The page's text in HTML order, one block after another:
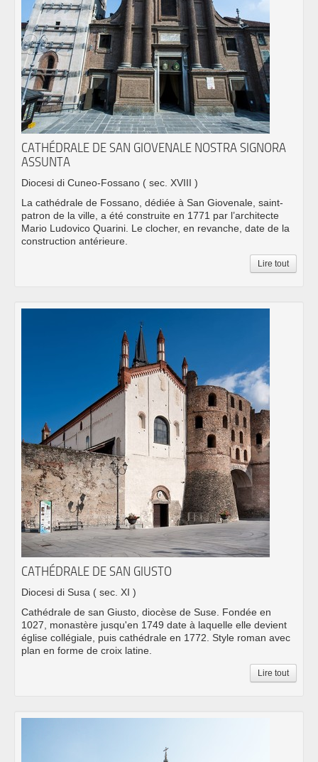
CATHÉDRALE DE SAN GIOVENALE NOSTRA SIGNORA
ASSUNTA
Diocesi di Cuneo-Fossano ( sec. XVIII )
La cathédrale de Fossano, dédiée à San Giovenale, saint-
patron de la ville, a été construite en 1771 par l’architecte
Mario Ludovico Quarini. Le clocher, en revanche, date de la
construction antérieure.
Lire tout
CATHÉDRALE DE SAN GIUSTO
Diocesi di Susa ( sec. XI )
Cathédrale de san Giusto, diocèse de Suse. Fondée en
1027, monastère jusqu'en 1749 date à laquelle elle devient
église collégiale, puis cathédrale en 1772. Style roman avec
plan en forme de croix latine.
Lire tout